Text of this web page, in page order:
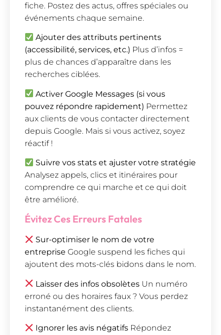
fiche. Postez des actus, offres spéciales ou
événements chaque semaine.
Ajouter des attributs pertinents
(accessibilité, services, etc.) Plus d’infos =
plus de chances d’apparaître dans les
recherches ciblées.
Activer Google Messages (si vous
pouvez répondre rapidement) Permettez
aux clients de vous contacter directement
depuis Google. Mais si vous activez, soyez
réactif !
Suivre vos stats et ajuster votre stratégie
Analysez appels, clics et itinéraires pour
comprendre ce qui marche et ce qui doit
être amélioré.
Évitez Ces Erreurs Fatales
Sur-optimiser le nom de votre
entreprise Google suspend les fiches qui
ajoutent des mots-clés bidons dans le nom.
Laisser des infos obsolètes Un numéro
erroné ou des horaires faux ? Vous perdez
instantanément des clients.
Ignorer les avis négatifs Répondez